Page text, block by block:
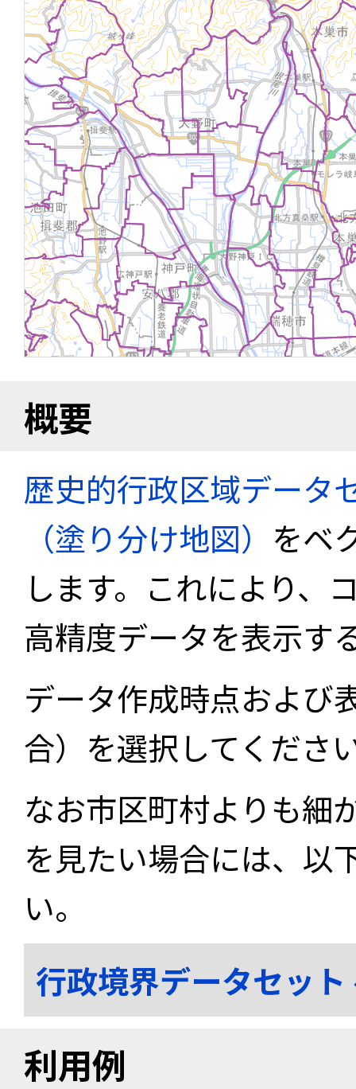
概要
歴史的行政区域データ
（塗り分け地図） をベ
します。これにより、
高精度データを表示す
データ作成時点および
合）を選択してくださ
なお市区町村よりも細
を見たい場合には、以
い。
行政境界データセッ
利用例